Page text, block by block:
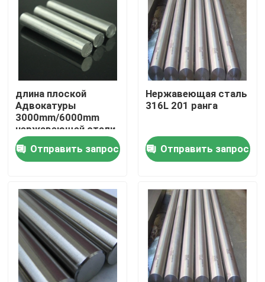
Продукты
Ролики
О нас
Путешествие фабрики
Проверка качества
длина плоской
Адвокатуры
3000mm/6000mm
нержавеющей стали
316L подгоняла
Отправить запрос
Нержавеющая сталь
316L 201 ранга
Отправить запрос